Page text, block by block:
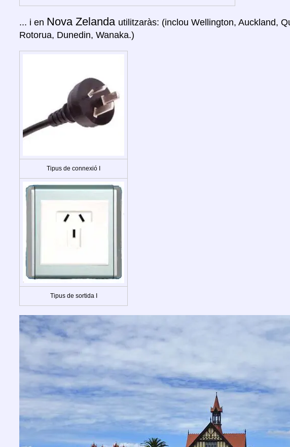
... i en Nova Zelanda utilitzaràs: (inclou Wellington, Auckland,
Rotorua, Dunedin, Wanaka.)
Tipus de connexió I
Tipus de sortida I